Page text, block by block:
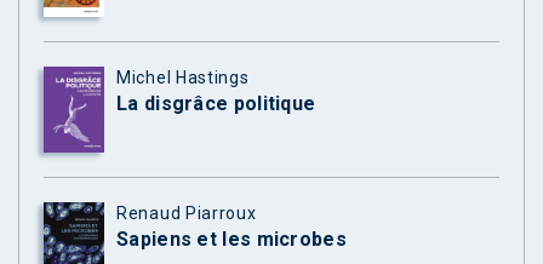
Michel Hastings
La disgrâce politique
Renaud Piarroux
Sapiens et les microbes